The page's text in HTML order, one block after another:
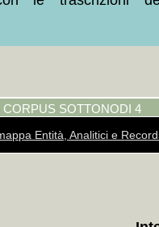
USA
+
CORPUS SOTTONODI 4
Entità, Analitici e